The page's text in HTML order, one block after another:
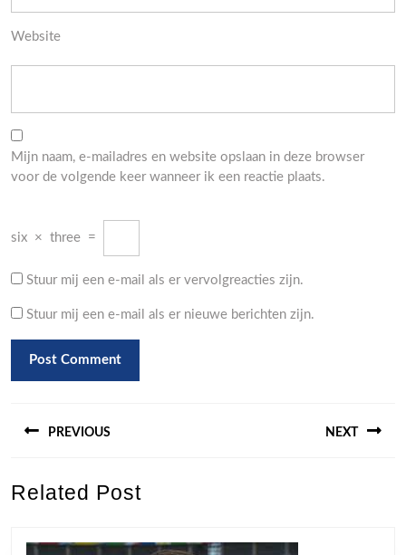
Website
Mijn naam, e-mailadres en website opslaan in deze browser
voor de volgende keer wanneer ik een reactie plaats.
six × three =
Stuur mij een e-mail als er vervolgreacties zijn.
Stuur mij een e-mail als er nieuwe berichten zijn.
PREVIOUS
post:
NEXT
Related Post